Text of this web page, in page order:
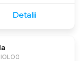
Detalii